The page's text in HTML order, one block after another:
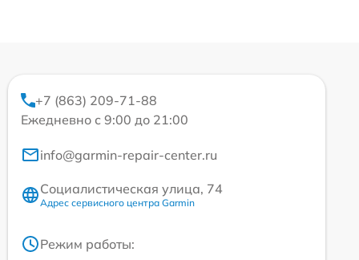
+7 (863) 209-71-88
Ежедневно с 9:00 до 21:00
info@garmin-repair-center.ru
Социалистическая улица, 74
Адрес сервисного центра Garmin
Режим работы: